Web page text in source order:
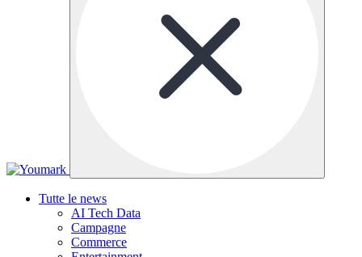
Tutte le news
AI Tech Data
Campagne
Commerce